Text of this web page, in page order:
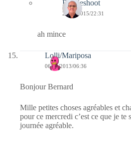
Bernieshoot
20/01/2015/22:31
ah mince
Lolli/Mariposa
06/02/2013/06:36
Bonjour Bernard
Mille petites choses agréables et
pour ce mercredi c’est ce que je te
journée agréable.